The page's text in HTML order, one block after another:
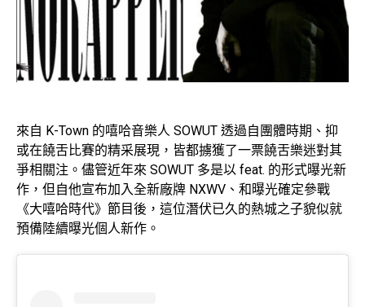
來自 K-Town 的嘻哈音樂人 SOWUT 透過自團體時期、抑
或在饒舌比賽的精采展現，皆都擄獲了一票饒舌樂迷對其
爭相關注。儘管近年來 SOWUT 多是以 feat. 的形式曝光新
作，但自他宣布加入全新廠牌 NXWV、和曝光確定參戰
《大嘻哈時代》節目後，這位潛伏已久的熱城之子貌似就
預備陸續曝光個人新作。